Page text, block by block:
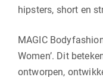
hipsters, short en
MAGIC
Women’. Dit
ontworpen,